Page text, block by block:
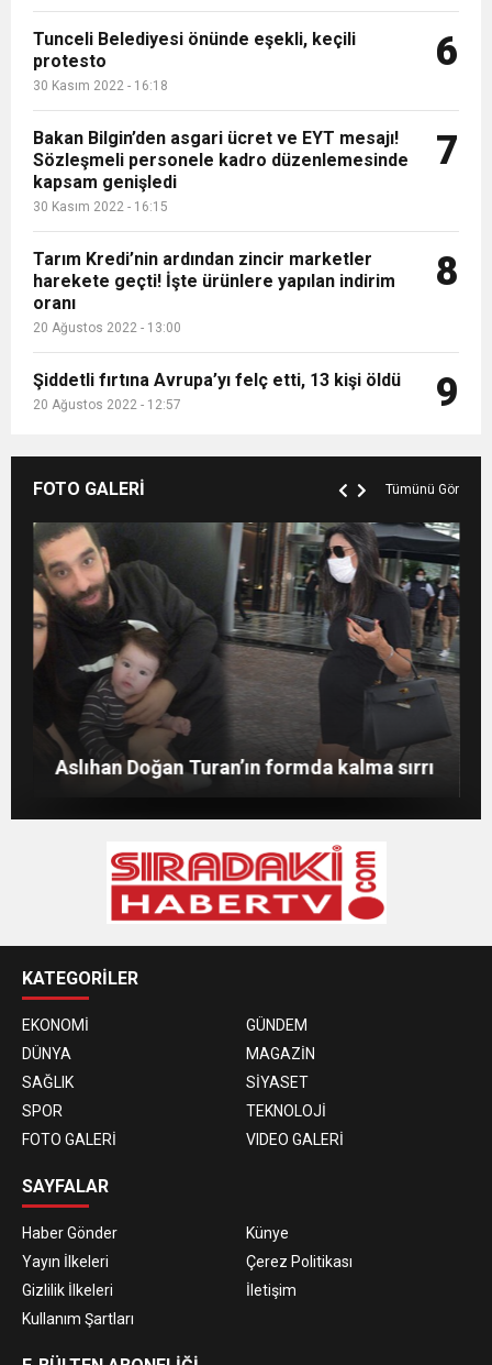
Tunceli Belediyesi önünde eşekli, keçili
protesto
30 Kasım 2022 - 16:18
6
Bakan Bilgin’den asgari ücret ve EYT mesajı!
Sözleşmeli personele kadro düzenlemesinde
kapsam genişledi
30 Kasım 2022 - 16:15
7
Tarım Kredi’nin ardından zincir marketler
harekete geçti! İşte ürünlere yapılan indirim
oranı
20 Ağustos 2022 - 13:00
8
Şiddetli fırtına Avrupa’yı felç etti, 13 kişi öldü
20 Ağustos 2022 - 12:57 9
FOTO GALERİ Tümünü Gör
Evlat mücadelesi veren baba: “Biz
ağlarken HDP’liler düğün yapıyor”
Aslıhan Doğan Turan’ın formda kalma sırrı
Merve Boluğur kahkahalarıyla dikkat çekti
Merve Şarapçıoğlu’dan eski eşi Berk
Oktay’a gönderme
KATEGORİLER
EKONOMİ
GÜNDEM
DÜNYA
MAGAZİN
SAĞLIK
SİYASET
SPOR
TEKNOLOJİ
FOTO GALERİ
VIDEO GALERİ
SAYFALAR
Haber Gönder
Künye
Yayın İlkeleri
Çerez Politikası
Gizlilik İlkeleri
İletişim
Kullanım Şartları